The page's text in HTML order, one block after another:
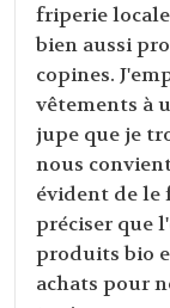
friperie locale
bien aussi
copines.
vêtements à
jupe que je
nous
évident de le
préciser que
produits bio
achats pour